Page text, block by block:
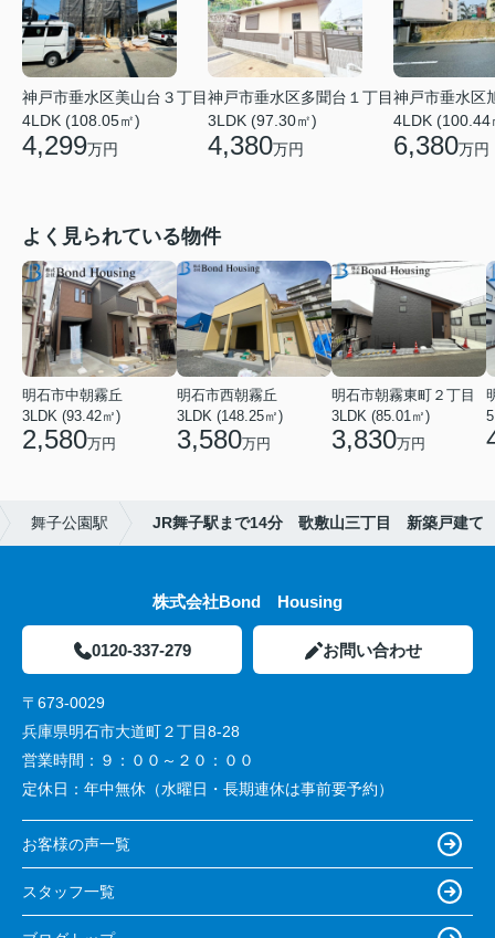
神戸市垂水区美山台３丁目
4LDK (108.05㎡)
4,299万円
神戸市垂水区多聞台１丁目
3LDK (97.30㎡)
4,380万円
神戸市垂水区
4LDK (100.44
6,380万円
よく見られている物件
明石市中朝霧丘
3LDK (93.42㎡)
2,580万円
明石市西朝霧丘
3LDK (148.25㎡)
3,580万円
明石市朝霧東町２丁目
3LDK (85.01㎡)
3,830万円
舞子公園駅 JR舞子駅まで14分 歌敷山三丁目 新築戸建て
株式会社Bond Housing
0120-337-279 お問い合わせ
〒673-0029
兵庫県明石市大道町２丁目8-28
営業時間： ９：００～２０：００
定休日： 年中無休（水曜日・長期連休は事前要予約）
お客様の声一覧
スタッフ一覧